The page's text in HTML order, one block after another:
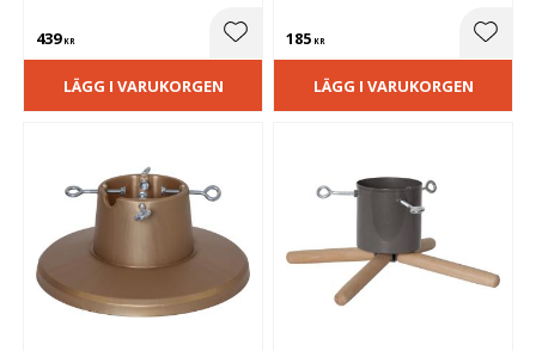
439KR Lägg till i favoriter
LÄGG I VARUKORGEN
185 KR
LÄGG I VARUKORGEN